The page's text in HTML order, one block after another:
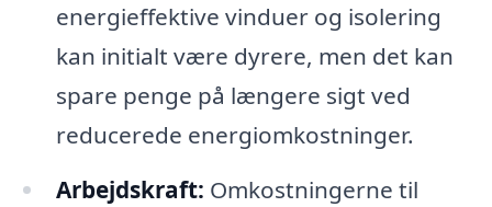
energieffektive vinduer og isolering
kan initialt være dyrere, men det kan
spare penge på længere sigt ved
reducerede energiomkostninger.
Arbejdskraft: Omkostningerne til